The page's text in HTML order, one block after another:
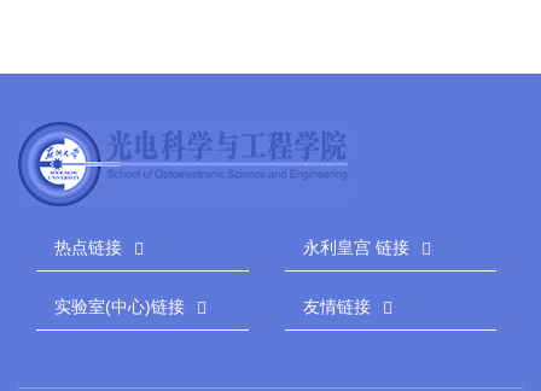
热点链接 永利皇宫 链接
实验室(中心)链接 友情链接